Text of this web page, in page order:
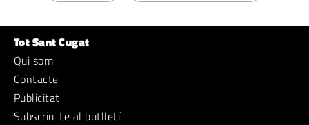
Tot Sant Cugat
Qui som
Contacte
Publicitat
Subscriu-te al butlletí